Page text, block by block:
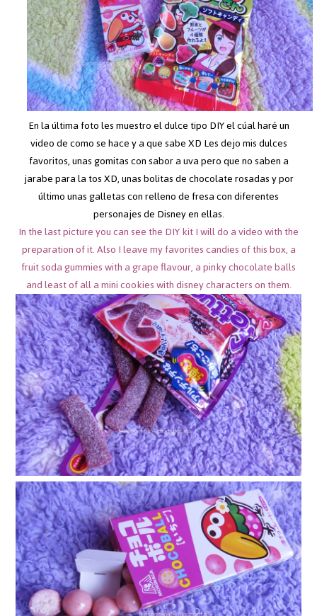
En la última foto les muestro el dulce tipo DIY el cúal haré un
video de como se hace y a que sabe XD Les dejo mis dulces
favoritos, unas gomitas con sabor a uva pero que no saben a
jarabe para la tos XD, unas bolitas de chocolate rosadas y por
último unas galletas con relleno de fresa con diferentes
personajes de Disney en ellas.
In the last picture you can see the DIY kit I will do a video with the
preparation of it. Also I leave my favorites candies of this box, a
fruit soda gummies with a grape flavour, a pinky chocolate balls
and least of all a mini cookies with disney characters on them.